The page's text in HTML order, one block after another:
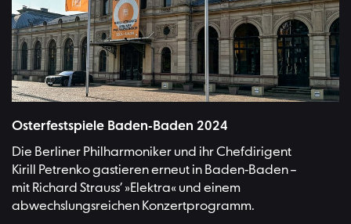
Osterfestspiele Baden-Baden 2024
Die Berliner Philharmoniker und ihr Chefdirigent
Kirill Petrenko gastieren erneut in Baden-Baden –
mit Richard Strauss’ »Elektra« und einem
abwechslungsreichen Konzertprogramm.